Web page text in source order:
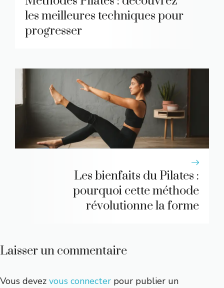
les meilleures techniques pour
progresser
Les bienfaits du Pilates :
pourquoi cette méthode
révolutionne la forme
Laisser un commentaire
Vous devez vous connecter pour publier un